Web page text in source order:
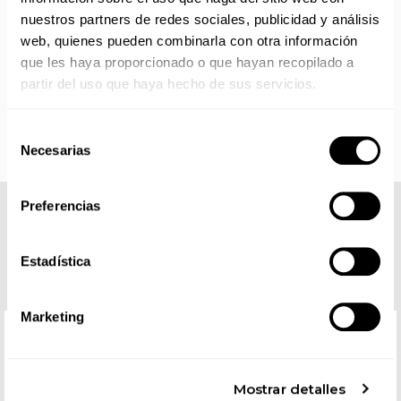
nuestros partners de redes sociales, publicidad y análisis
web, quienes pueden combinarla con otra información
que les haya proporcionado o que hayan recopilado a
partir del uso que haya hecho de sus servicios.
Necesarias
Preferencias
Estadística
Marketing
Mostrar detalles
partir de la fecha indicada en cada producto según fábrica.
IMPORTANTE PERSONALIZACIONES: EL taller de
bordados y estampados está cerrado en agosto. Se
reanudan las personalizaciones por orden de compra a
COMPLETA TU LOOK